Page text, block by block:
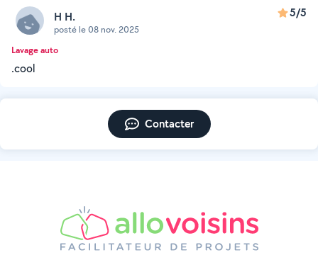
H H.
posté le 08 nov. 2025
5/5
Lavage auto
.cool
Contacter